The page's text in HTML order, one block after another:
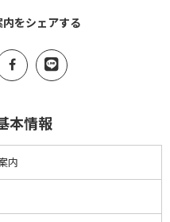
をシェアする
本情報
内